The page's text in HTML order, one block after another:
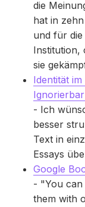
die
hat in
und für die
Institution,
sie
Identität
- Ich
besser
Text in
Essays
Google
- "You can
them with